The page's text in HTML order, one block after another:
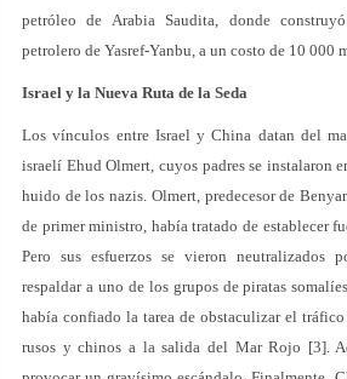
petróleo de Arabia Saudita, donde
petrolero de Yasref-Yanbu, a un costo de 10 000
Israel y la Nueva Ruta de la Seda
Los vínculos entre Israel y China datan del
israelí Ehud Olmert, cuyos padres se instalaron
huido de los nazis. Olmert, predecesor de
de primer ministro, había tratado de establecer
Pero sus esfuerzos se vieron neutralizados
respaldar a uno de los grupos de piratas
había confiado la tarea de obstaculizar el
rusos y chinos a la salida del Mar Rojo [3].